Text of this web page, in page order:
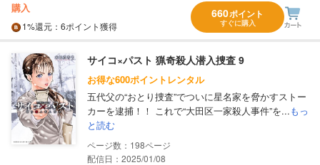
購入
1%還元 ：6ポイント獲得
660ポイント
すぐに購入
サイコ×パスト 猟奇殺人潜入捜査 9
お得な600ポイントレンタル
五代父の“おとり捜査”でついに星名家を脅かすストー
カーを逮捕！！ これで“大田区一家殺人事件”を...もっ
と読む
198
配信日：2025/01/08